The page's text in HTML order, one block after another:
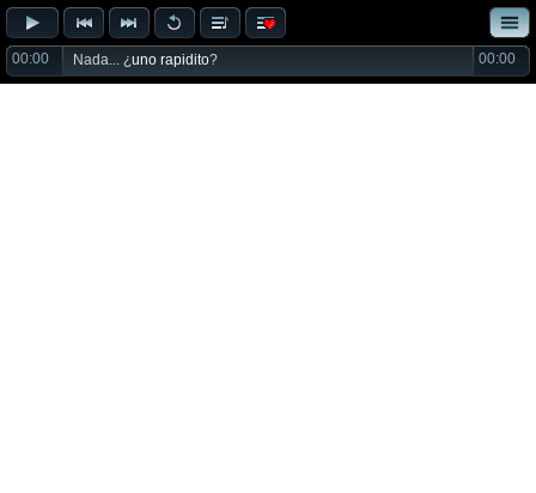
00:00 Nada... ¿uno rapidito? 00:00